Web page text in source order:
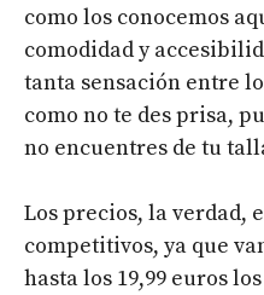
como los conocemos
comodidad y
tanta sensación entre
como no te des prisa,
no encuentres de tu
Los precios, la verdad,
competitivos, ya que
hasta los 19,99 euros